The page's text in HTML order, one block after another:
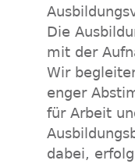
Die
mit der
Wir
enger
für Arbeit
dabei,